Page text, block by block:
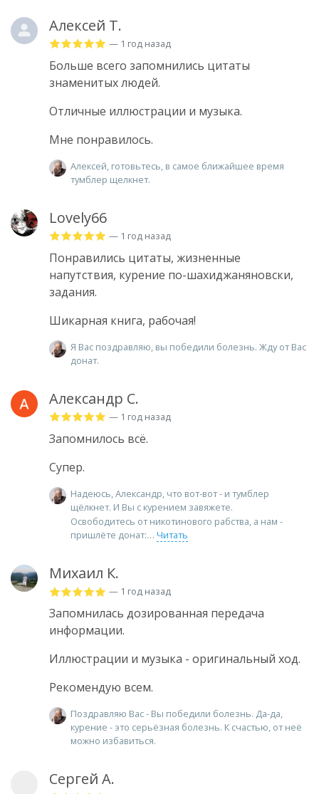
Алексей Т.
— 1 год назад
Больше всего запомнились цитаты
знаменитых людей.
Отличные иллюстрации и музыка.
Мне понравилось.
Алексей, готовьтесь, в самое ближайшее время
тумблер щелкнет.
Lovely66
— 1 год назад
Понравились цитаты, жизненные
напутствия, курение по-шахиджаняновски,
задания.
Шикарная книга, рабочая!
Я Вас поздравляю, вы победили болезнь. Жду от Вас
донат.
Александр С.
— 1 год назад
Запомнилось всё.
Супер.
Надеюсь, Александр, что вот-вот - и тумблер
щёлкнет. И Вы с курением завяжете.
Освободитесь от никотинового рабства, а нам -
пришлёте донат:
Читать
Михаил К.
— 1 год назад
Запомнилась дозированная передача
информации.
Иллюстрации и музыка - оригинальный ход.
Рекомендую всем.
Поздравляю Вас - Вы победили болезнь. Да-да,
курение - это серьёзная болезнь. К счастью, от неё
можно избавиться.
Сергей А.